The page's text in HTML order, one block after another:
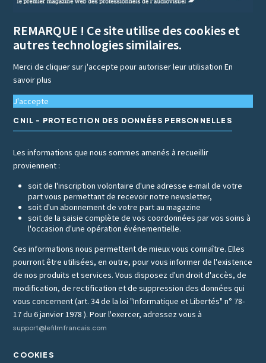
REMARQUE ! Ce site utilise des cookies et
autres technologies similaires.
Merci de cliquer sur j'accepte pour autoriser leur utilisationEn
savoir plus
J'accepte
CNIL - PROTECTION DES DONNÉES PERSONNELLES
Les informations que nous sommes amenés à recueillir
proviennent :
soit de l'inscription volontaire d'une adresse e-mail de votre
part vous permettant de recevoir notre newsletter,
soit d'un abonnement de votre part au magazine
soit de la saisie complète de vos coordonnées par vos soins à
l'occasion d'une opération événementielle.
Ces informations nous permettent de mieux vous connaître. Elles
pourront être utilisées, en outre, pour vous informer de l'existence
de nos produits et services. Vous disposez d'un droit d'accès, de
modification, de rectification et de suppression des données qui
vous concernent (art. 34 de la loi "Informatique et Libertés" n° 78-
17 du 6 janvier 1978 ). Pour l'exercer, adressez vous à
support@lefilmfrancais.com
COOKIES